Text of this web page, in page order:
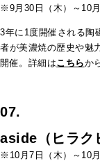
※9月30日（木）～10月
3年に1度開催される陶
者が美濃焼の歴史や魅
開催。詳細はこちらか
07.
aside（ヒラク
※10月7日（木）～10